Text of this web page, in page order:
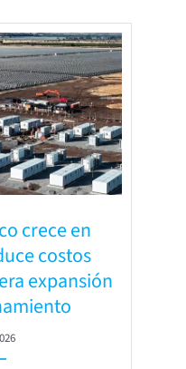
crece en
costos
expansión